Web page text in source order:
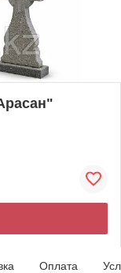
Оплата